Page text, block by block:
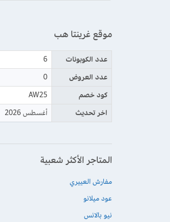
موقع غرينتا هب
عدد الكوبونات
6
عدد العروض
0
كود خصم
AW25
اخر تحديث
أغسطس 2026
المتاجر الأكثر شعبية
مفارش العييري
عود ميلانو
نيو بالانس